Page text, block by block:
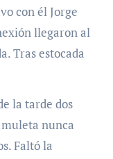
con él Jorge
llegaron al
Tras estocada
la tarde dos
nunca
Faltó la